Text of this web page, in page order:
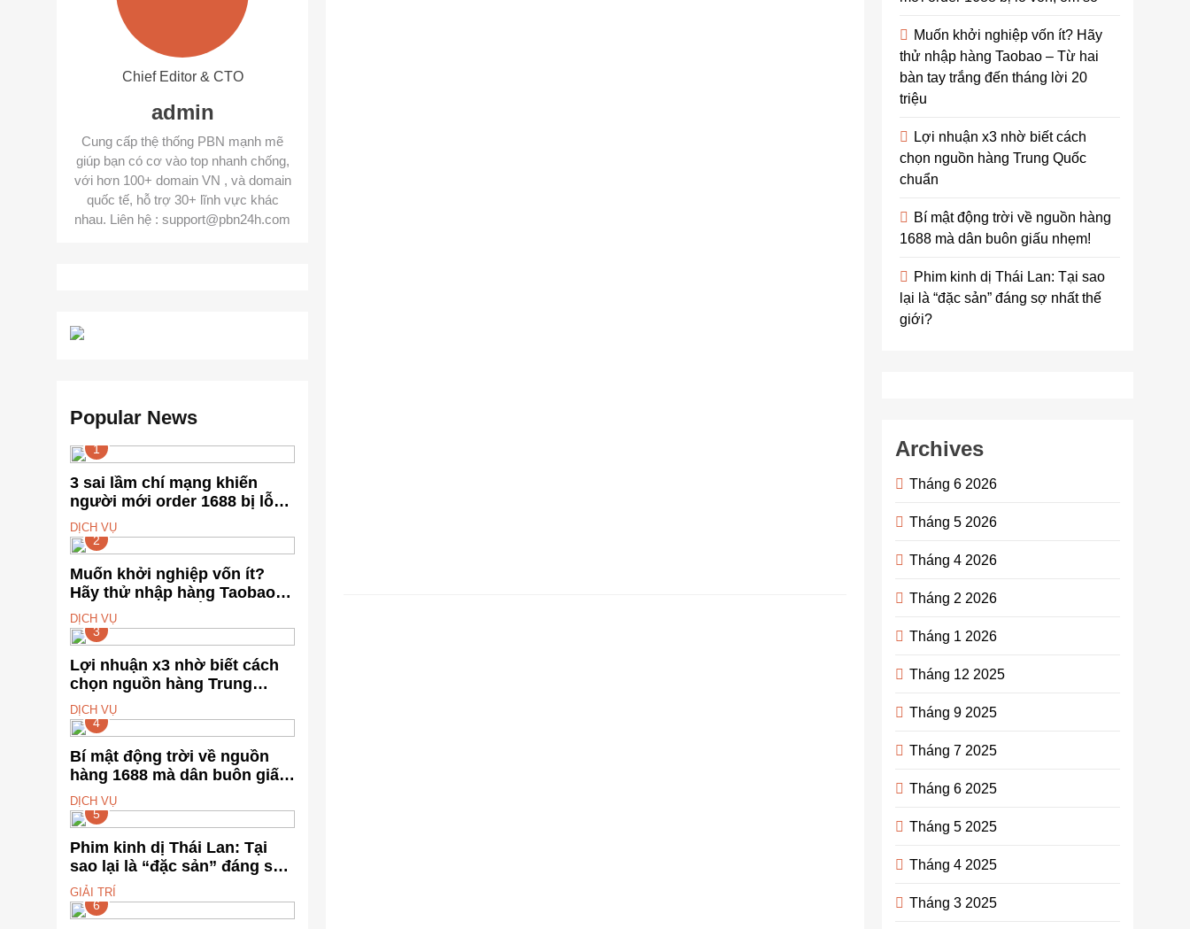
Chief Editor & CTO
admin
Cung cấp thệ thống PBN mạnh mẽ
giúp bạn có cơ vào top nhanh chống,
với hơn 100+ domain VN , và domain
quốc tế, hỗ trợ 30+ lĩnh vực khác
nhau. Liên hệ : support@pbn24h.com
Popular News
1
3 sai lầm chí mạng khiến
người mới order 1688 bị lỗ
vốn, ôm sô
DỊCH VỤ
2
Muốn khởi nghiệp vốn ít?
Hãy thử nhập hàng Taobao –
Từ hai bàn tay trắng đến
tháng lời 20 triệu
DỊCH VỤ
3
Lợi nhuận x3 nhờ biết cách
chọn nguồn hàng Trung
Quốc chuẩn
DỊCH VỤ
4
Bí mật động trời về nguồn
hàng 1688 mà dân buôn giấu
nhẹm!
DỊCH VỤ
5
Phim kinh dị Thái Lan: Tại
sao lại là “đặc sản” đáng sợ
nhất thế giới?
GIẢI TRÍ
6
Khám phá
vẻ đẹp
tiềm ẩn
“Thành
phố Thiên
admin
2
0
10
Bangkok 방
danh là
của những
thiên thần”….
reading
về đêm:
Những
check-in
tuyệt đẹp
bỏ qua
admin
2
0
13
Muốn khởi nghiệp vốn ít? Hãy
thử nhập hàng Taobao – Từ hai
bàn tay trắng đến tháng lời 20
triệu
Lợi nhuận x3 nhờ biết cách
chọn nguồn hàng Trung Quốc
chuẩn
Bí mật động trời về nguồn hàng
1688 mà dân buôn giấu nhẹm!
Phim kinh dị Thái Lan: Tại sao
lại là “đặc sản” đáng sợ nhất thế
giới?
Archives
Tháng 6 2026
Tháng 5 2026
Tháng 4 2026
Tháng 2 2026
Tháng 1 2026
Tháng 12 2025
Tháng 9 2025
Tháng 7 2025
Tháng 6 2025
Tháng 5 2025
Tháng 4 2025
Tháng 3 2025